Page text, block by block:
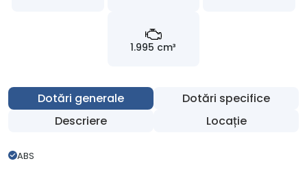
1.995 cm³
Dotări generale
Dotări specifice
Descriere
Locație
ABS